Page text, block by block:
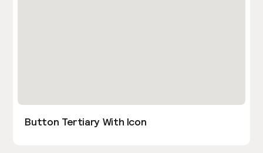
Button Tertiary With Icon